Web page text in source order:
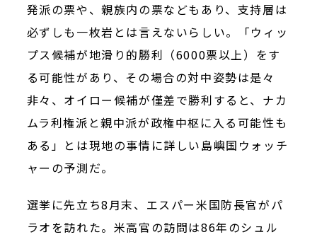
発派の票や、親族内の票などもあり、支持層は
必ずしも一枚岩とは言えないらしい。「ウィッ
プス候補が地滑り的勝利（6000票以上）をす
る可能性があり、その場合の対中姿勢は是々
非々、オイロー候補が僅差で勝利すると、ナカ
ムラ利権派と親中派が政権中枢に入る可能性も
ある」とは現地の事情に詳しい島嶼国ウォッチ
ャーの予測だ。
選挙に先立ち8月末、エスパー米国防長官がパ
ラオを訪れた。米高官の訪問は86年のシュル